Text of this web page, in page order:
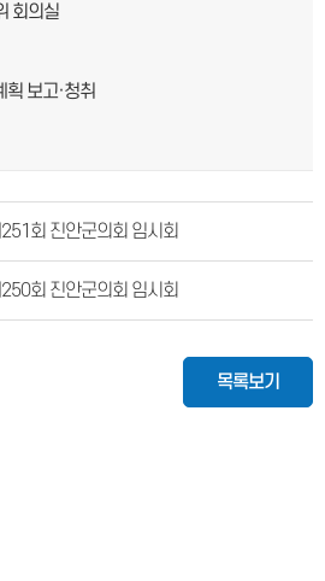
회의실
획 보고·청취
회 진안군의회 임시회
회 진안군의회 임시회
목록보기